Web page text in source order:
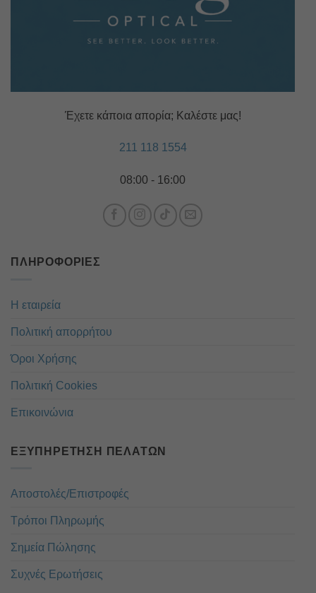
Έχετε κάποια απορία; Καλέστε μας!
211 118 1554
08:00 - 16:00
ΠΛΗΡΟΦΟΡΊΕΣ
Η εταιρεία
Πολιτική απορρήτου
Όροι Χρήσης
Πολιτική Cookies
Επικοινώνια
ΕΞΥΠΗΡΈΤΗΣΗ ΠΕΛΑΤΏΝ
Αποστολές/Επιστροφές
Τρόποι Πληρωμής
Σημεία Πώλησης
Συχνές Ερωτήσεις